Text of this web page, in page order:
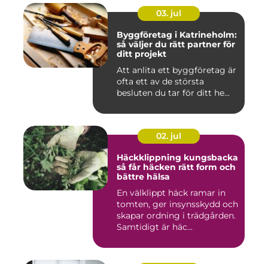
03. jul
Byggföretag i Katrineholm:
så väljer du rätt partner för
ditt projekt
Att anlita ett byggföretag är
ofta ett av de största
besluten du tar för ditt he...
02. jul
Häckklippning kungsbacka
så får häcken rätt form och
bättre hälsa
En välklippt häck ramar in
tomten, ger insynsskydd och
skapar ordning i trädgården.
Samtidigt är häc...